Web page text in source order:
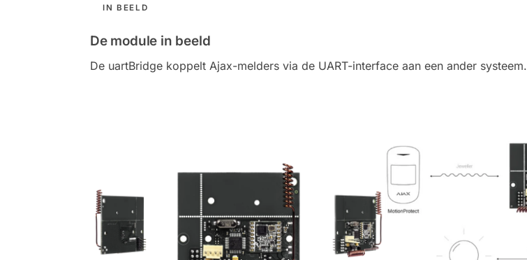
IN BEELD
De module in beeld
De uartBridge koppelt Ajax-melders via de UART-interface aan een ander systeem.